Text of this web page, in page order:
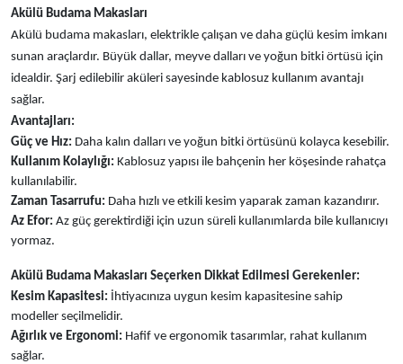
Akülü Budama Makasları
Akülü budama makasları, elektrikle çalışan ve daha güçlü kesim imkanı
sunan araçlardır. Büyük dallar, meyve dalları ve yoğun bitki örtüsü için
idealdir. Şarj edilebilir aküleri sayesinde kablosuz kullanım avantajı
sağlar.
Avantajları:
Güç ve Hız: Daha kalın dalları ve yoğun bitki örtüsünü kolayca kesebilir.
Kullanım Kolaylığı: Kablosuz yapısı ile bahçenin her köşesinde rahatça
kullanılabilir.
Zaman Tasarrufu: Daha hızlı ve etkili kesim yaparak zaman kazandırır.
Az Efor: Az güç gerektirdiği için uzun süreli kullanımlarda bile kullanıcıyı
yormaz.
Akülü Budama Makasları Seçerken Dikkat Edilmesi Gerekenler:
Kesim Kapasitesi: İhtiyacınıza uygun kesim kapasitesine sahip
modeller seçilmelidir.
Ağırlık ve Ergonomi: Hafif ve ergonomik tasarımlar, rahat kullanım
sağlar.